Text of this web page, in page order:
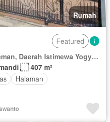
Rumah
Featured
Bimomartani, Ngemplak, Sleman, Daerah Istimewa Yogyakarta
407 m²
Halaman